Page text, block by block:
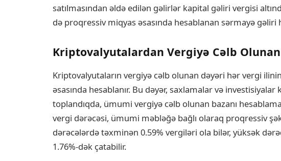
satılmasından əldə edilən gəlirlər kapital gəliri vergisi
də proqressiv miqyas əsasında hesablanan sərmayə gəliri
Kriptovalyutalardan Vergiyə Cəlb
Kriptovalyutaların vergiyə cəlb olunan dəyəri hər vergi
əsasında hesablanır. Bu dəyər, saxlamalar və
toplandıqda, ümumi vergiyə cəlb olunan bazanı
vergi dərəcəsi, ümumi məbləğə bağlı olaraq proqressiv
dərəcələrdə təxminən 0.59% vergiləri ola bilər, yüksək
1.76%-dək çatabilir.